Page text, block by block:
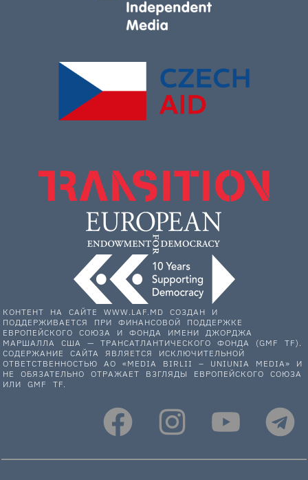
КОНТЕНТ НА САЙТЕ WWW.LAF.MD СОЗДАН И
ПОДДЕРЖИВАЕТСЯ ПРИ ФИНАНСОВОЙ ПОДДЕРЖКЕ
ЕВРОПЕЙСКОГО СОЮЗА И ФОНДА ИМЕНИ ДЖОРДЖА
МАРШАЛЛА США — ТРАНСАТЛАНТИЧЕСКОГО ФОНДА (GMF TF).
СОДЕРЖАНИЕ САЙТА ЯВЛЯЕТСЯ ИСКЛЮЧИТЕЛЬНОЙ
ОТВЕТСТВЕННОСТЬЮ АО «MEDIA BIRLII – UNIUNIA MEDIA» И
НЕ ОБЯЗАТЕЛЬНО ОТРАЖАЕТ ВЗГЛЯДЫ ЕВРОПЕЙСКОГО СОЮЗА
ИЛИ GMF TF.